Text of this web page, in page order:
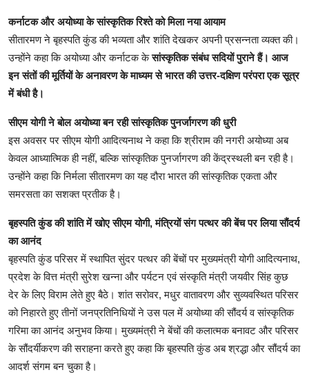
कर्नाटक और अयोध्या के सांस्कृतिक रिश्ते को मिला नया आयाम
सीतारमण ने बृहस्पति कुंड की भव्यता और शांति देखकर अपनी प्रसन्नता व्यक्त की।
उन्होंने कहा कि अयोध्या और कर्नाटक केसांस्कृतिक संबंध सदियों पुराने हैं। आज
इन संतों की मूर्तियों के अनावरण के माध्यम से भारत की उत्तर-दक्षिण परंपरा एक सूत्र
में बंधी है।
सीएम योगी ने बोल अयोध्या बन रही सांस्कृतिक पुनर्जागरण की धुरी
इस अवसर पर सीएम योगी आदित्यनाथ ने कहा कि श्रीराम की नगरी अयोध्या अब
केवल आध्यात्मिक ही नहीं, बल्कि सांस्कृतिक पुनर्जागरण की केंद्रस्थली बन रही है।
उन्होंने कहा कि निर्मला सीतारमण का यह दौरा भारत की सांस्कृतिक एकता और
समरसता का सशक्त प्रतीक है।
बृहस्पति कुंड की शांति में खोए सीएम योगी, मंत्रियों संग पत्थर की बेंच पर लिया सौंदर्य
का आनंद
बृहस्पति कुंड परिसर में स्थापित सुंदर पत्थर की बेंचों पर मुख्यमंत्री योगी आदित्यनाथ,
प्रदेश के वित्त मंत्री सुरेश खन्ना और पर्यटन एवं संस्कृति मंत्री जयवीर सिंह कुछ
देर के लिए विराम लेते हुए बैठे। शांत सरोवर, मधुर वातावरण और सुव्यवस्थित परिसर
को निहारते हुए तीनों जनप्रतिनिधियों ने उस पल में अयोध्या की सौंदर्य व सांस्कृतिक
गरिमा का आनंद अनुभव किया। मुख्यमंत्री ने बेंचों की कलात्मक बनावट और परिसर
के सौंदर्यीकरण की सराहना करते हुए कहा कि बृहस्पति कुंड अब श्रद्धा और सौंदर्य का
आदर्श संगम बन चुका है।